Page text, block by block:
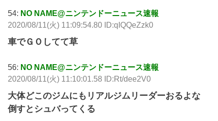
54: NO NAME@ニンテンドーニュース速報
2020/08/11(火) 11:09:54.80 ID:qIQQeZzk0
車でＧＯしてて草
56: NO NAME@ニンテンドーニュース速報
2020/08/11(火) 11:10:01.58 ID:Rt/dee2V0
大体どこのジムにもリアルジムリーダーおるよな
倒すとシュバってくる